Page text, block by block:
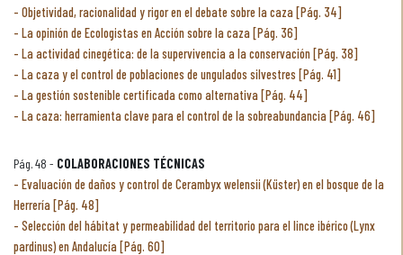
Objetividad, racionalidad y rigor en el debate sobre la caza [Pág. 34]
La opinión de Ecologistas en Acción sobre la caza [Pág. 36]
La actividad cinegética: de la supervivencia a la conservación [Pág. 38]
La caza y el control de poblaciones de ungulados silvestres [Pág. 41]
La gestión sostenible certificada como alternativa [Pág. 44]
La caza: herramienta clave para el control de la sobreabundancia [Pág. 46]
Pág. 48 - COLABORACIONES TÉCNICAS
Evaluación de daños y control de Cerambyx welensii (Küster) en el bosque de la
Herrería [Pág. 48]
Selección del hábitat y permeabilidad del territorio para el lince ibérico (Lynx
pardinus) en Andalucía [Pág. 60]